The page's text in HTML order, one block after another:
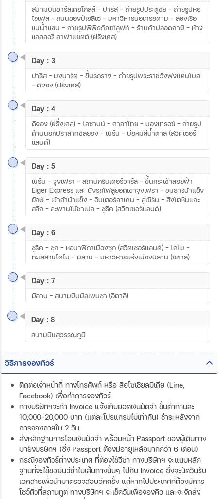
สนามบินชาร์ลเดอโกลล์ - ปารีส – ถ่ายรูปประตูชัย – ถ่ายรูปหอ
ไอเฟล – ถนนชองป์เอลิเซ่ – มหาวิหารนอเทรอดาม - ล่องเรือ
แม่น้ำแซน - ถ่ายรูปพิพิธภัณฑ์ลูฟท์ - ร้านค้าปลอดภาษี - ห้าง
แกลลอรี่ ลาฟาแยตต์ (ฝรั่งเศส)
Day : 3
ปารีส – มงมาร์ต – ขึ้นรถราง – ถ่ายรูปพระราชวังฟงแตนโบล
– ดิจอง (ฝรั่งเศส)
Day : 4
ดิจอง (ฝรั่งเศส) – โลซานน์ - ศาลาไทย - มองเทรอซ์ – ถ่ายรูป
ด้านนอกปราสาทชิลยอง – เบิร์น – บ่อหมีสีน้ำตาล (สวิตเซอร์
แลนด์)
Day : 5
เบิร์น – จุงเฟรา - สถานีกรินเดอร์วาร์ล - ขึ้นกระเช้าลอยฟ้า
Eiger Express และ นั่งรถไฟสู่ยอดเขาจุงเฟรา – ชมธารน้าแข็ง
ยักษ์ - เข้าถ้าน้าแข็ง – อินเตอร์ลาเคน - ลูเซิร์น - สิงโตหินแกะ
สลัก – สะพานไม้ชาเปล – ซูริค (สวิตเซอร์แลนด์)
Day : 6
ซูริค - ซุก – หอนาฬิกาเมืองซุก (สวิตเซอร์แลนด์) - โคโม -
ทะเลสาบโคโม – มิลาน – มหาวิหารแห่งเมืองมิลาน (อิตาลี)
Day : 7
มิลาน – สนามบินมัลเพนซา (อิตาลี)
Day : 8
สนามบินสุวรรณภูมิ
วิธีการจองทัวร์
ติดต่อเจ้าหน้าที่ ทางโทรศัพท์ หรือ สื่อโซเชียลมีเดีย (Line,
Facebook) เพื่อทำการจองทัวร์
ทางบริษัทฯจะทำ Invoice แจ้งเก็บยอดเงินมัดจำ ขั้นต่ำท่านละ
10,000-20,000 บาท (แต่ละโปรแกรมไม่เท่ากัน) ชำระหลังจาก
การจองภายใน 2 วัน
ส่งหลักฐานการโอนเงินมัดจำ พร้อมหน้า Passport ของผู้เดินทาง
มายังบริษัทฯ (ซึ่ง Passport ต้องมีอายุเหลือมากกว่า 6 เดือน)
กรณีจองทัวร์ต่างประเทศ ที่ต้องใช้วีซ่า ทางบริษัทฯ จะแนบหลัก
ฐานที่จะใช้ขอยื่นวีซ่าในเส้นทางนั้นๆ ไปกับ Invoice ซึ่งจะนัดวันรับ
เอกสารเพื่อนำมาตรวจสอบอีกครั้ง แต่หากไปประเทศที่ต้องมีการ
โชว์ตัวที่สถานทูต ทางบริษัทฯ จะเช็ควันเพื่อจองคิว และจะจัดส่ง